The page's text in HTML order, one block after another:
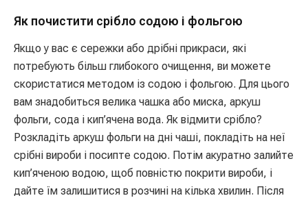
Як почистити срібло содою і фольгою
Якщо у вас є сережки або дрібні прикраси, які
потребують більш глибокого очищення, ви можете
скористатися методом із содою і фольгою. Для цього
вам знадобиться велика чашка або миска, аркуш
фольги, сода і кип’ячена вода. Як відмити срібло?
Розкладіть аркуш фольги на дні чаші, покладіть на неї
срібні вироби і посипте содою. Потім акуратно залийте
кип’яченою водою, щоб повністю покрити вироби, і
дайте їм залишитися в розчині на кілька хвилин. Після